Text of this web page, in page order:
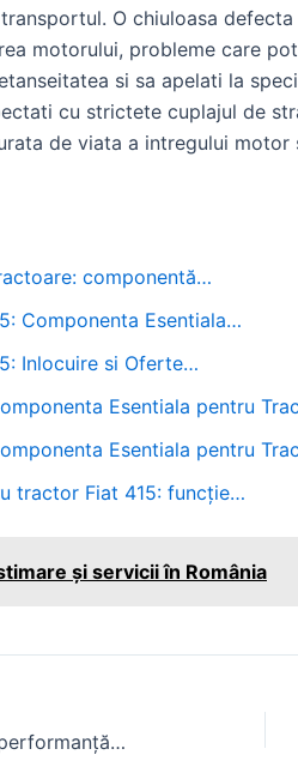
O chiuloasa
motorului, probleme care
si sa apelati la
cu strictete cuplajul de
de viata a intregului
componentă…
Componenta Esentiala…
Inlocuire si Oferte…
Esentiala pentru
Esentiala pentru
tractor Fiat 415: funcție…
și servicii în România
Case IH Puma 155: Specificații și performanță pentru agricultura modernă